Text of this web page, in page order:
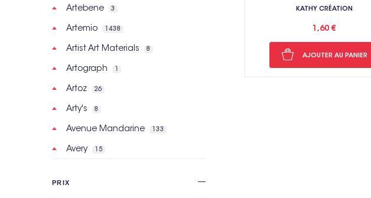
Artebene 3
Artemio 1438
Artist Art Materials 8
Artograph
Artoz 26
Arty's 8
Avenue Mandarine 133
Avery 15
PRIX
KATHY CRÉATION
1,60 €
AJOUTER AU PANIER